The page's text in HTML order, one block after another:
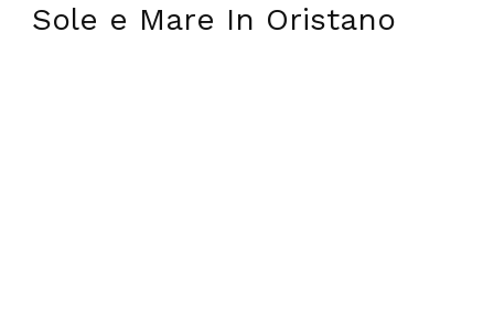
Sole e Mare In Oristano